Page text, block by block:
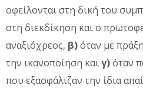
οφείλονται στη δική του
στη διεκδίκηση και ο
αναξιόχρεος, β)όταν με
την ικανοποίηση καιγ)όταν
που εξασφάλιζαν την ίδια